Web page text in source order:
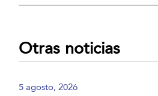
Otras noticias
5 agosto, 2026